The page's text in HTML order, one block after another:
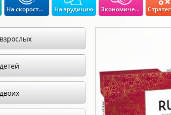
На скорость реакции На эрудицию Экономические